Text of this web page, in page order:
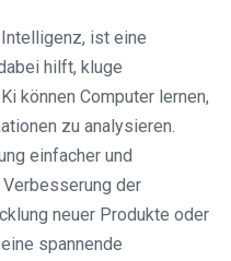
ist eine
hilft, kluge
können Computer lernen,
zu analysieren.
einfacher und
der
neuer Produkte oder
spannende